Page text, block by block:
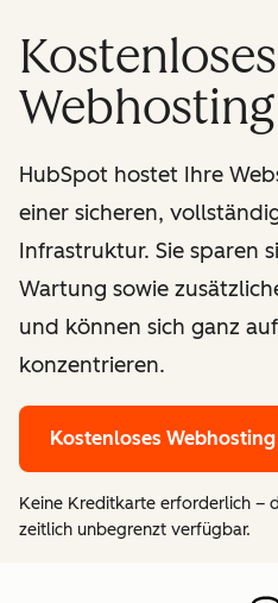
Kostenloses
Webhosting
HubSpot hostet Ihre
einer sicheren,
Infrastruktur. Sie sparen
Wartung sowie
und können sich ganz
konzentrieren.
Kostenloses Webhosting
Keine Kreditkarte erforderlich –
zeitlich unbegrenzt verfügbar.